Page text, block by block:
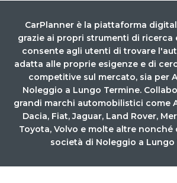
CarPlanner è la piattaforma
grazie ai propri strumenti di ricerca
consente agli utenti di trovare
adatta alle proprie esigenze e di
competitive sul mercato, sia per
Noleggio a Lungo Termine.
grandi marchi automobilistici come
Dacia, Fiat, Jaguar, Land Rover,
Toyota, Volvo e molte altre
società di Noleggio a Lungo